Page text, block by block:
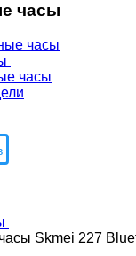
часы
часы
часы
Skmei 227